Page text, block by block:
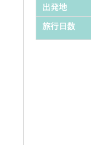
出発地
旅行日数